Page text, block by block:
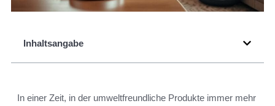
Inhaltsangabe
In einer Zeit, in der umweltfreundliche Produkte immer mehr